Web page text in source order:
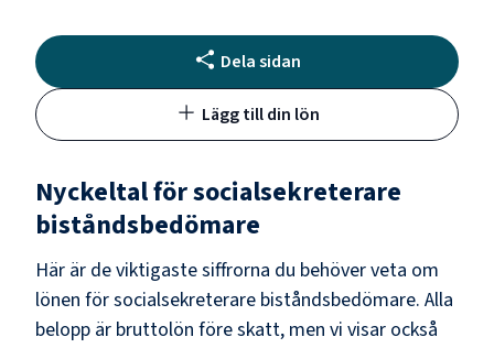
Dela sidan
Lägg till din lön
Nyckeltal försocialsekreterare
biståndsbedömare
Här är de viktigaste siffrorna du behöver veta om
lönen försocialsekreterare biståndsbedömare. Alla
belopp är bruttolön före skatt, men vi visar också